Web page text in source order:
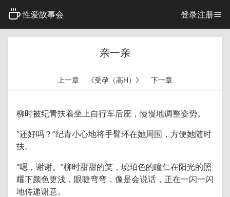
性爱故事会 登录注册
亲一亲
上一章 《受孕（高H）》 下一章
柳时被纪青扶着坐上自行车后座，慢慢地调整姿势。
“还好吗？”纪青小心地将手臂环在她周围，方便她随时
扶。
“嗯，谢谢。”柳时甜甜的笑，琥珀色的瞳仁在阳光的照
耀下颜色更浅，眼睫弯弯，像是会说话，正在一闪一闪
地传递谢意。